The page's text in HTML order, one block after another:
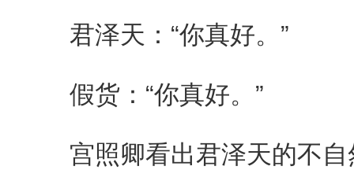
君泽天：“你真好。”
假货：“你真好。”
宫照卿看出君泽天的不自